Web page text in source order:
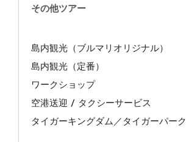
その他ツアー
島内観光（ブルマリオリジナル）
島内観光（定番）
ワークショップ
空港送迎 / タクシーサービス
タイガーキングダム／タイガーパーク